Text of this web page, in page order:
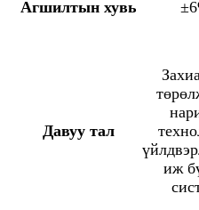
Агшилтын хувь
Давуу тал
иж